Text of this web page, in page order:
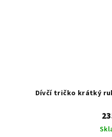
Dívčí tričko krátký